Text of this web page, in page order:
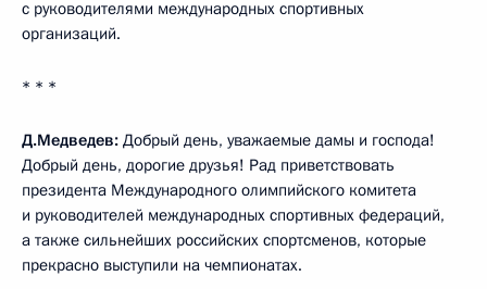
с руководителями международных спортивных
организаций.
* * *
Д.Медведев: Добрый день, уважаемые дамы и господа!
Добрый день, дорогие друзья! Рад приветствовать
президента Международного олимпийского комитета
и руководителей международных спортивных федераций,
а также сильнейших российских спортсменов, которые
прекрасно выступили на чемпионатах.